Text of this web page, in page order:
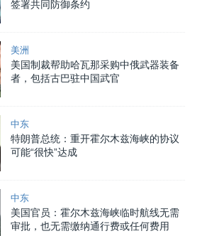
签署共同防御条约
美洲
美国制裁帮助哈瓦那采购中俄武器装备
者，包括古巴驻中国武官
中东
特朗普总统：重开霍尔木兹海峡的协议
可能“很快”达成
中东
美国官员：霍尔木兹海峡临时航线无需
审批，也无需缴纳通行费或任何费用